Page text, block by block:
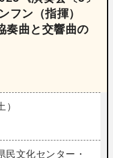
フン（指揮）
奏曲と交響曲の
）
民文化センター・